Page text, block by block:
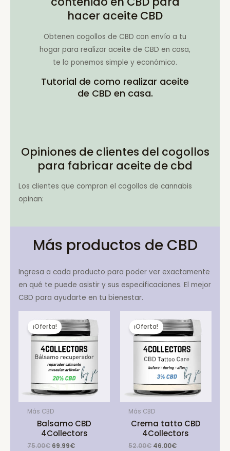
hacer aceite CBD
Obtenen cogollos de CBD con envío a tu
hogar para realizar aceite de CBD en casa,
te lo ponemos simple y económico.
Tutorial de como realizar aceite
de CBD en casa.
Opiniones de clientes del cogollos
para fabricar aceite de cbd
Los clientes que compran el cogollos de cannabis
opinan:
Más productos de CBD
Ingresa a cada producto para poder ver exactamente
en qué te puede asistir y sus especificaciones. El mejor
CBD para ayudarte en tu bienestar.
¡Oferta!
Más CBD
Balsamo CBD
4Collectors
75.00€ Original
69.99€Current
¡Oferta!
Más CBD
Crema tatto CBD
4Collectors
52.00€ Original
46.00€Current